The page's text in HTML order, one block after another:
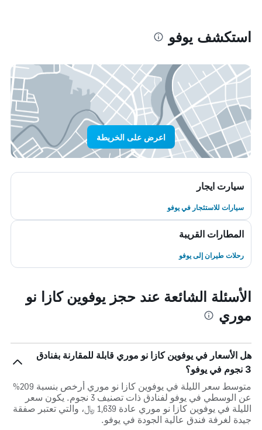
استكشف يوفو
اعرض على الخريطة
سيارت ايجار
سيارات للاستئجار في يوفو
المطارات القريبة
رحلات طيران إلى يوفو
الأسئلة الشائعة عند حجز يوفوين كازا نو
موري
هل الأسعار في يوفوين كازا نو موري قابلة للمقارنة بفنادق
3 نجوم في يوفو؟
متوسط سعر الليلة في يوفوين كازا نو موري أرخص بنسبة 209%
عن الوسطي في يوفو لفنادق ذات تصنيف 3 نجوم. يكون سعر
الليلة في يوفوين كازا نو موري عادة 1,639 ﷼، والتي تعتبر صفقة
جيدة لغرفة فندق عالية الجودة في يوفو.